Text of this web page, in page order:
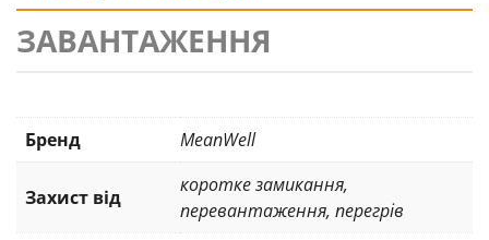
ЗАВАНТАЖЕННЯ
Бренд MeanWell
Захист від
коротке замикання,
перевантаження, перегрів